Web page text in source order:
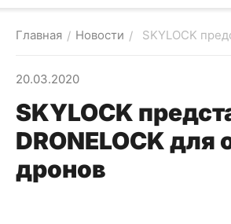
Главная / Новости / SKYLOCK
20.03.2020
SKYLOCK
DRONELOCK
дронов